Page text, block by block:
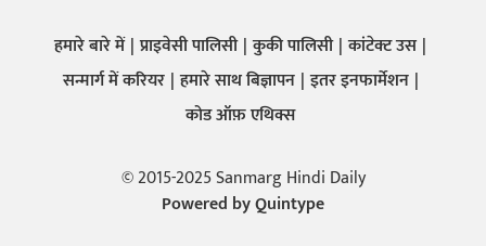
हमारे बारे में प्राइवेसी पालिसी कुकी पालिसी कांटेक्ट उस
सन्मार्ग में करियर हमारे साथ बिज्ञापन इतर इनफार्मेशन
कोड ऑफ़ एथिक्स
© 2015-2025 Sanmarg Hindi Daily
Powered byQuintype